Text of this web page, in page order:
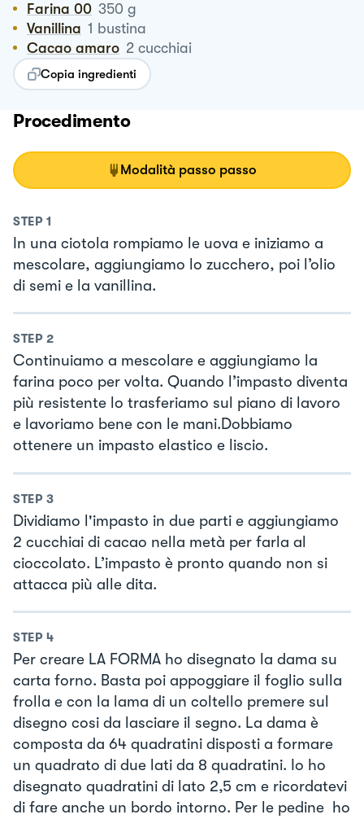
Farina 00 350 g
Vanillina 1 bustina
Cacao amaro 2 cucchiai
Copia ingredienti
Procedimento
Modalità passo passo
STEP 1
In una ciotola rompiamo le uova e iniziamo a
mescolare, aggiungiamo lo zucchero, poi l’olio
di semi e la vanillina.
STEP 2
Continuiamo a mescolare e aggiungiamo la
farina poco per volta. Quando l’impasto diventa
più resistente lo trasferiamo sul piano di lavoro
e lavoriamo bene con le mani.Dobbiamo
ottenere un impasto elastico e liscio.
STEP 3
Dividiamo l'impasto in due parti e aggiungiamo
2 cucchiai di cacao nella metà per farla al
cioccolato. L’impasto è pronto quando non si
attacca più alle dita.
STEP 4
Per creare LA FORMA ho disegnato la dama su
carta forno. Basta poi appoggiare il foglio sulla
frolla e con la lama di un coltello premere sul
disegno cosi da lasciare il segno. La dama è
composta da 64 quadratini disposti a formare
un quadrato di due lati da 8 quadratini. Io ho
disegnato quadratini di lato 2,5 cm e ricordatevi
di fare anche un bordo intorno. Per le pedine ho